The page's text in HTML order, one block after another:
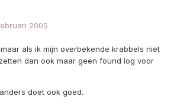
2005
als ik mijn overbekende krabbels niet
dan ook maar geen found log voor
doet ook goed.